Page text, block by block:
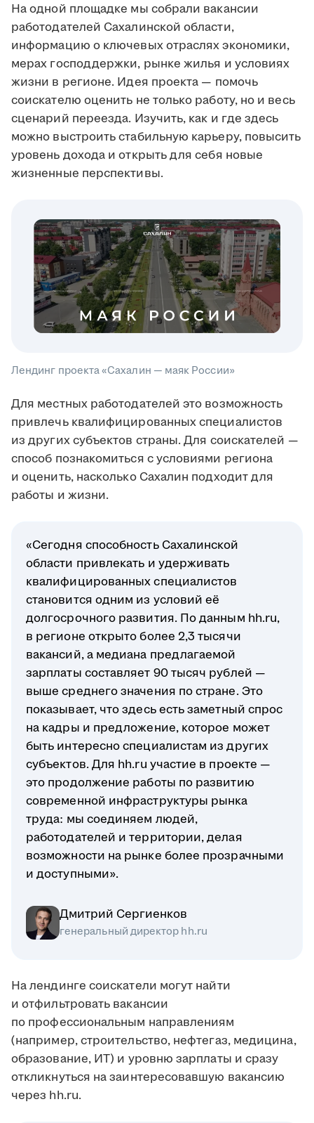
На одной площадке мы собрали вакансии
работодателей Сахалинской области,
информацию о ключевых отраслях экономики,
мерах господдержки, рынке жилья и условиях
жизни в регионе. Идея проекта — помочь
соискателю оценить не только работу, но и весь
сценарий переезда. Изучить, как и где здесь
можно выстроить стабильную карьеру, повысить
уровень дохода и открыть для себя новые
жизненные перспективы.
Лендинг проекта «Сахалин — маяк России»
Для местных работодателей это возможность
привлечь квалифицированных специалистов
из других субъектов страны. Для соискателей —
способ познакомиться с условиями региона
и оценить, насколько Сахалин подходит для
работы и жизни.
«Сегодня способность Сахалинской
области привлекать и удерживать
квалифицированных специалистов
становится одним из условий её
долгосрочного развития. По данным hh.ru,
в регионе открыто более 2,3 тысячи
вакансий, а медиана предлагаемой
зарплаты составляет 90 тысяч рублей —
выше среднего значения по стране. Это
показывает, что здесь есть заметный спрос
на кадры и предложение, которое может
быть интересно специалистам из других
субъектов. Для hh.ru участие в проекте —
это продолжение работы по развитию
современной инфраструктуры рынка
труда: мы соединяем людей,
работодателей и территории, делая
возможности на рынке более прозрачными
и доступными».
Дмитрий Сергиенков
генеральный директор hh.ru
На лендинге соискатели могут найти
и отфильтровать вакансии
по профессиональным направлениям
(например, строительство, нефтегаз, медицина,
образование, ИТ) и уровню зарплаты и сразу
откликнуться на заинтересовавшую вакансию
через hh.ru.